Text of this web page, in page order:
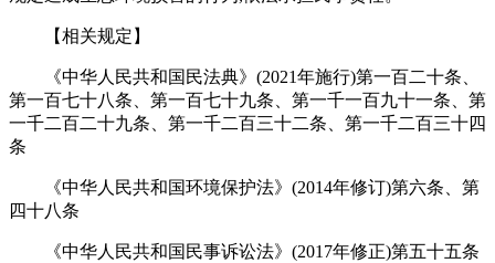
【相关规定】
《中华人民共和国民法典》(2021年施行)第一百二十条、
第一百七十八条、第一百七十九条、第一千一百九十一条、第
一千二百二十九条、第一千二百三十二条、第一千二百三十四
条
《中华人民共和国环境保护法》(2014年修订)第六条、第
四十八条
《中华人民共和国民事诉讼法》(2017年修正)第五十五条